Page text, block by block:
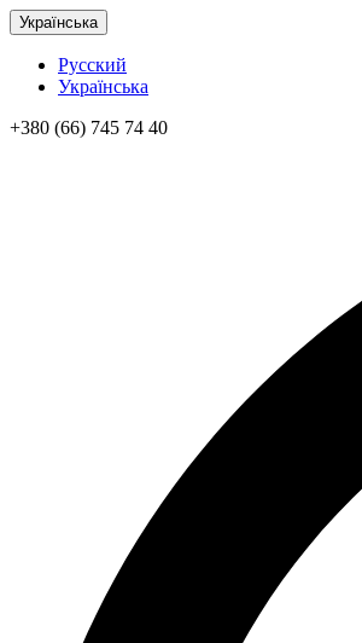
Українська
Русский
Українська
+380 (66) 745 74 40